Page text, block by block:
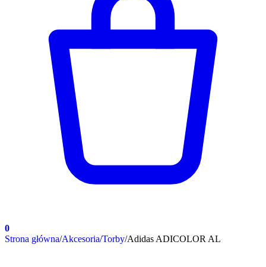
0
Strona główna/Akcesoria/Torby/Adidas ADICOLOR AL